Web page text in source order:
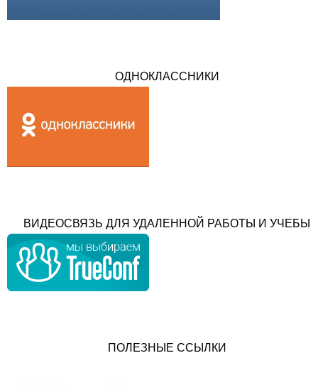
ОДНОКЛАССНИКИ
ВИДЕОСВЯЗЬ ДЛЯ УДАЛЕННОЙ РАБОТЫ И УЧЕБЫ
ПОЛЕЗНЫЕ ССЫЛКИ